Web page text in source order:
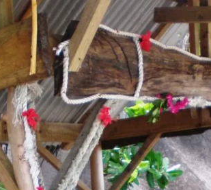
[ 17 Dicembre 2025 ]
Organizzare un viaggio in
UTILI
[ 14 Settembre 2025 ] Rifugi e Bivacchi sull’Etna:
PARCHI NATURALI E AREE PICNIC
[ 2 Aprile 2025 ] Escursioni in Sicilia con bambini:
VIAGGI IN SICILIA
[ 17 Settembre 2023 ] Vendemmia con i bambini in
DIDATTICHE